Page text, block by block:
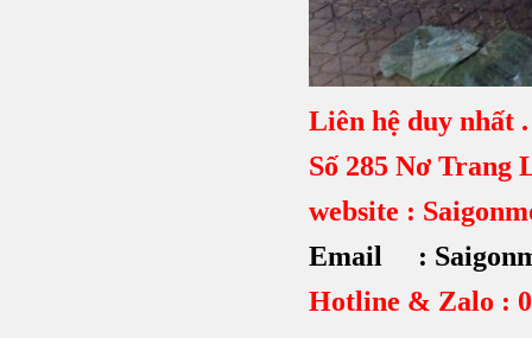
Liên hệ duy nhất .
Số 285 Nơ Trang
website :
Email :
Hotline & Zalo :